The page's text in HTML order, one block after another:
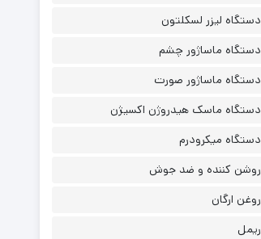
دستگاه لیزر لسکلتون
دستگاه ماساژور چشم
دستگاه ماساژور صورت
دستگاه ماسک هیدروژن اکسیژن
دستگاه میکرودرم
روشن کننده و ضد جوش
روغن ارگان
ریمل